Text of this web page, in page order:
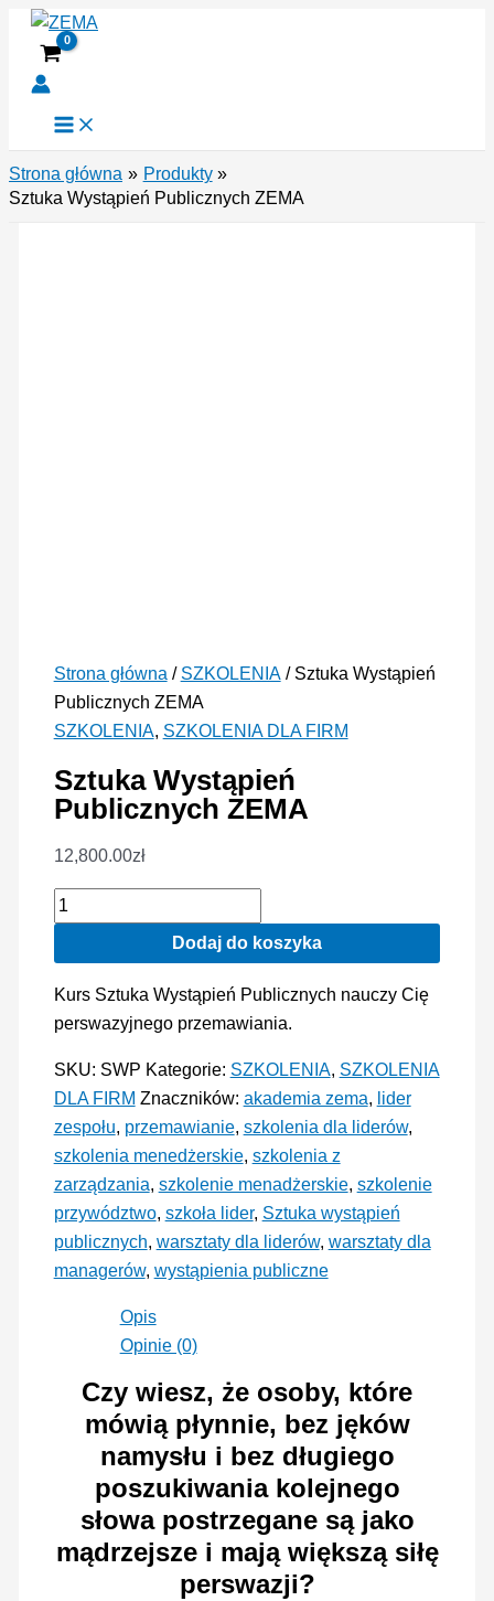
Przejdź
treści
Strona główna
Produkty
Sztuka Wystąpień Publicznych ZEMA
Strona główna/ SZKOLENIA/ Sztuka Wystąpień
Publicznych ZEMA
SZKOLENIA, SZKOLENIA DLA FIRM
Sztuka Wystąpień
Publicznych ZEMA
12,800.00zł
ilość
Sztuka
Wystąpień
Publicznych
ZEMA
Dodaj do koszyka
Kurs Sztuka Wystąpień Publicznych nauczy Cię
perswazyjnego przemawiania.
SKU: SWP Kategorie: SZKOLENIA, SZKOLENIA
DLA FIRM Znaczników: akademia zema, lider
zespołu, przemawianie, szkolenia dla liderów,
szkolenia menedżerskie, szkolenia z
zarządzania, szkolenie menadżerskie, szkolenie
przywództwo, szkoła lider, Sztuka wystąpień
publicznych, warsztaty dla liderów, warsztaty dla
managerów, wystąpienia publiczne
Opis
Opinie (0)
Czy wiesz, że osoby, które
mówią płynnie, bez jęków
namysłu i bez długiego
poszukiwania kolejnego
słowa postrzegane są jako
mądrzejsze i mają większą siłę
perswazji?